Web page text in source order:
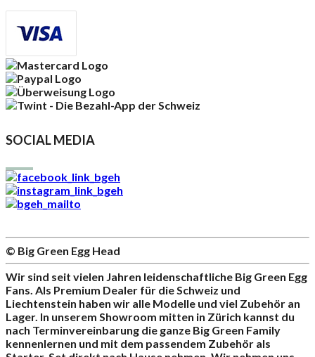
SOCIAL MEDIA
© Big Green Egg Head
Wir sind seit vielen Jahren leidenschaftliche Big Green Egg
Fans. Als Premium Dealer für die Schweiz und
Liechtenstein haben wir alle Modelle und viel Zubehör an
Lager. In unserem Showroom mitten in Zürich kannst du
nach Terminvereinbarung die ganze Big Green Family
kennenlernen und mit dem passendem Zubehör als